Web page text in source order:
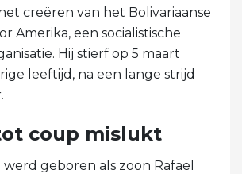
creëren van het Bolivariaanse
Amerika, een socialistische
Hij stierf op 5 maart
leeftijd, na een lange strijd
coup mislukt
geboren als zoon Rafael